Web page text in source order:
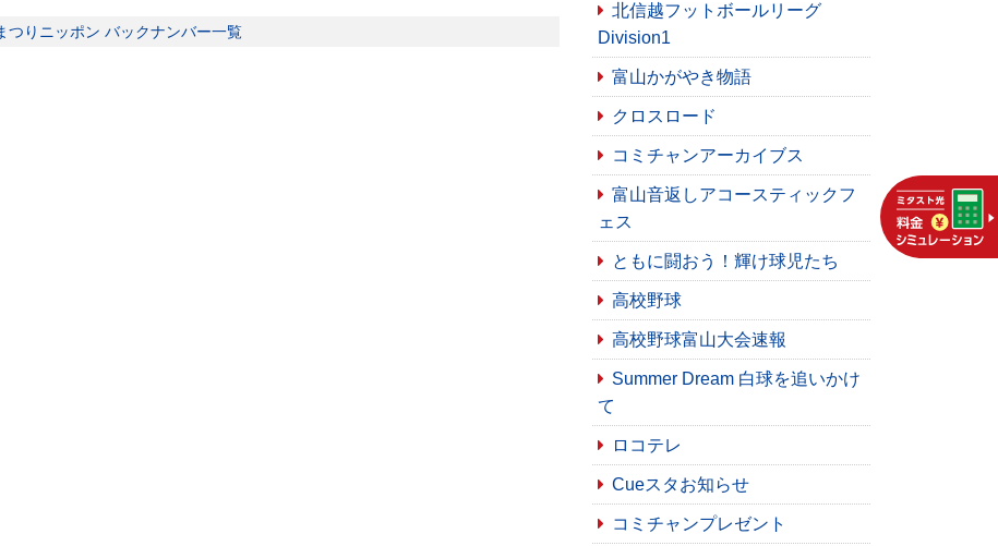
つりニッポン バックナンバー一覧
北信越フットボールリーグ
Division1
富山かがやき物語
クロスロード
コミチャンアーカイブス
富山音返しアコースティックフ
ェス
ともに闘おう！輝け球児たち
高校野球
高校野球富山大会速報
Summer Dream 白球を追いかけ
て
ロコテレ
Cueスタお知らせ
コミチャンプレゼント